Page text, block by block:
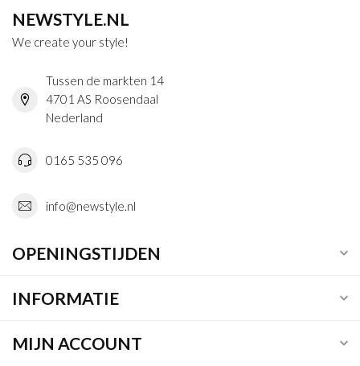
NEWSTYLE.NL
We create your style!
Tussen de markten 14
4701 AS Roosendaal
Nederland
0165 535 096
info@newstyle.nl
OPENINGSTIJDEN
INFORMATIE
MIJN ACCOUNT